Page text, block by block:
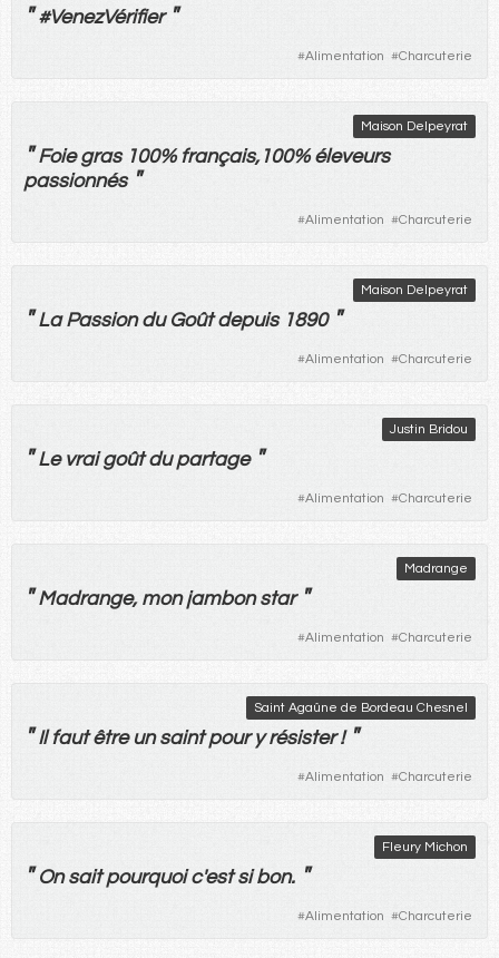
"#VenezVérifier "
#Alimentation #Charcuterie
Maison Delpeyrat
" Foie gras100% français,100%éleveurs
passionnés "
#Alimentation #Charcuterie
Maison Delpeyrat
" La Passion du Goût depuis1890 "
#Alimentation #Charcuterie
Justin Bridou
" Le vrai goût du partage "
#Alimentation #Charcuterie
Madrange
"Madrange, mon jambon star "
#Alimentation #Charcuterie
Saint Agaûne de Bordeau Chesnel
" Il faut être un saint pour y résister! "
#Alimentation #Charcuterie
Fleury Michon
" On sait pourquoic'est si bon. "
#Alimentation #Charcuterie